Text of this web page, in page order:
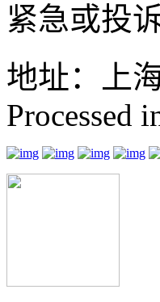
紧急或投
地址：上
Processed